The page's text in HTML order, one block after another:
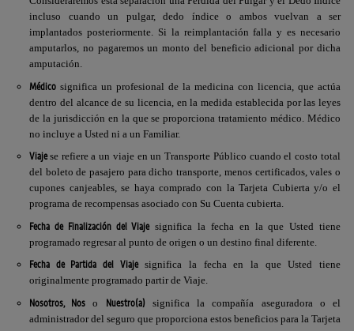
incluso cuando un pulgar, dedo índice o ambos vuelvan a ser
implantados posteriormente. Si la reimplantación falla y es necesario
amputarlos, no pagaremos un monto del beneficio adicional por dicha
amputación.
Médico significa un profesional de la medicina con licencia, que actúa
dentro del alcance de su licencia, en la medida establecida por las leyes
de la jurisdicción en la que se proporciona tratamiento médico. Médico
no incluye a Usted ni a un Familiar.
Viajese refiere a un viaje en un Transporte Público cuando el costo total
del boleto de pasajero para dicho transporte, menos certificados, vales o
cupones canjeables, se haya comprado con la Tarjeta Cubierta y/o el
programa de recompensas asociado con Su Cuenta cubierta.
Fecha de Finalización del Viajesignifica la fecha en la que Usted tiene
programado regresar al punto de origen o un destino final diferente.
Fecha de Partida del Viajesignifica la fecha en la que Usted tiene
originalmente programado partir de Viaje.
Nosotros, Nos o Nuestro(a) significa la compañía aseguradora o el
administrador del seguro que proporciona estos beneficios para la Tarjeta